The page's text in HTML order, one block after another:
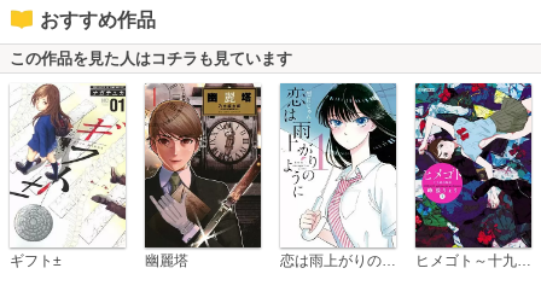
おすすめ作品
この作品を見た人はコチラも見ています
ギフト± 幽麗塔 ヒメゴト～十九歳の制服～